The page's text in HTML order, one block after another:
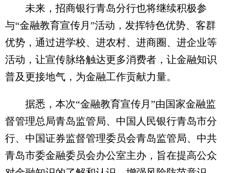
未来，招商银行青岛分行也将继续积极参
与“金融教育宣传月”活动，发挥特色优势、客群
优势，通过进学校、进农村、进商圈、进企业等
活动，让宣传脉络触达更多消费者，让金融知识
普及更接地气，为金融工作贡献力量。
据悉，本次“金融教育宣传月”由国家金融监
督管理总局青岛监管局、中国人民银行青岛市分
行、中国证券监督管理委员会青岛监管局、中共
青岛市委金融委员会办公室主办，旨在提高公众